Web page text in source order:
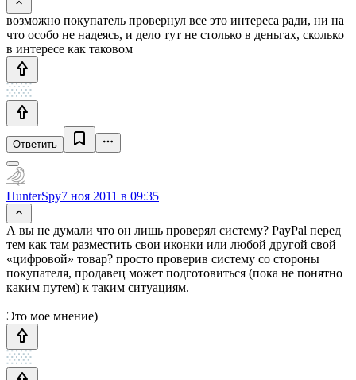
возможно покупатель провернул все это интереса ради, ни на
что особо не надеясь, и дело тут не столько в деньгах, сколько
в интересе как таковом
Ответить
HunterSpy7 ноя 2011 в 09:35
А вы не думали что он лишь проверял систему? PayPal перед
тем как там разместить свои иконки или любой другой свой
«цифровой» товар? просто проверив систему со стороны
покупателя, продавец может подготовиться (пока не понятно
каким путем) к таким ситуациям.
Это мое мнение)